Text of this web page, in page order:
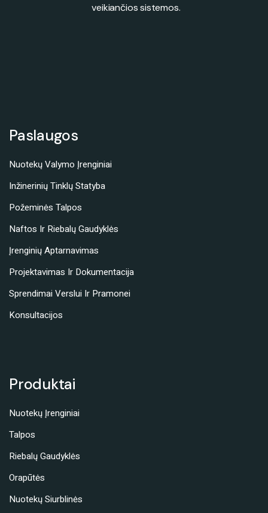
veikiančios sistemos.
Paslaugos
Nuotekų Valymo Įrenginiai
Inžinerinių Tinklų Statyba
Požeminės Talpos
Naftos Ir Riebalų Gaudyklės
Įrenginių Aptarnavimas
Projektavimas Ir Dokumentacija
Sprendimai Verslui Ir Pramonei
Konsultacijos
Produktai
Nuotekų Įrenginiai
Talpos
Riebalų Gaudyklės
Orapūtės
Nuotekų Siurblinės